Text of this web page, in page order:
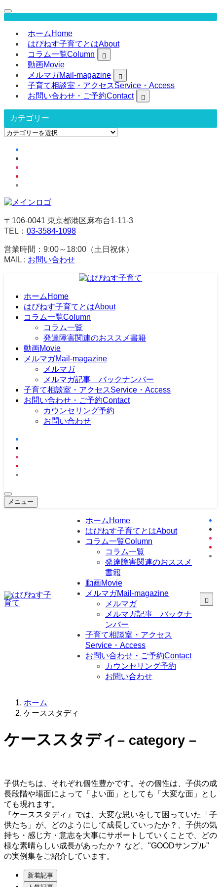
ホーム Home
はぴねす子育てとはAbout
コラム一覧Column
動画Movie
メルマガMail-magazine
子育て相談室・アクセスService・Access
お問い合わせ・ご予約Contact
カテゴリー
カ
〒106-0041 東京都港区麻布台1-11-3
TEL： 03-3584-1098
営業時間：9:00～18:00（土日祝休）
MAIL : お問い合わせ
ホーム Home
はぴねす子育てとはAbout
コラム一覧Column
コラム一覧
発達障害関連のおススメ書籍
動画Movie
メルマガMail-magazine
メルマガ
メルマガ記事 バックナンバー
子育て相談室・アクセスService・Access
お問い合わせ・ご予約Contact
カウンセリング予約
お問い合わせ
メニュー
ホーム Home
はぴねす子育てとはAbout
コラム一覧Column
コラム一覧
発達障害関連のおススメ
書籍
動画Movie
メルマガMail-magazine
メルマガ
メルマガ記事 バックナ
ンバー
子育て相談室・アクセス
Service・Access
お問い合わせ・ご予約Contact
カウンセリング予約
お問い合わせ
ホーム
ケーススタディ
ケーススタディ– category –
子供たちは、それぞれ個性豊かです。その個性は、子供の成
長段階や場面によって「よい面」としても「大変な面」とし
ても現れます。
『ケーススタディ』では、大変な思いをして困っていた「子
供たち」が、どのようにして成長していったか？、子供の気
持ち・感じ方・意志を大事にサポートしていくことで、どの
様な素晴らしい成長があったか？ など、"GOODサンプル"
の実例集をご紹介しています。
新着記事